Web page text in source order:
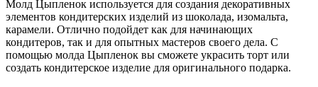
Молд Цыпленок используется для создания декоративных
элементов кондитерских изделий из шоколада, изомальта,
карамели. Отлично подойдет как для начинающих
кондитеров, так и для опытных мастеров своего дела. С
помощью молда Цыпленок вы сможете украсить торт или
создать кондитерское изделие для оригинального подарка.